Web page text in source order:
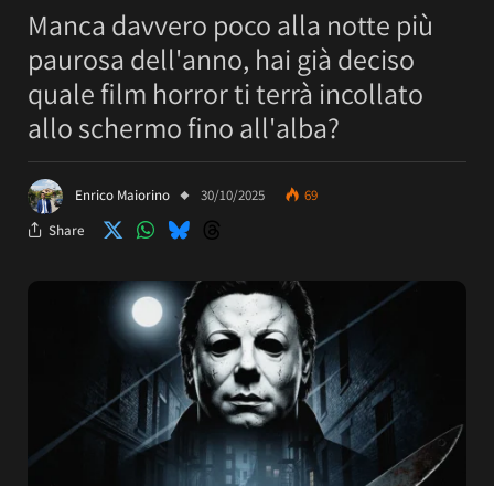
Manca davvero poco alla notte più
paurosa dell'anno, hai già deciso
quale film horror ti terrà incollato
allo schermo fino all'alba?
Enrico Maiorino 30/10/2025
69
Share